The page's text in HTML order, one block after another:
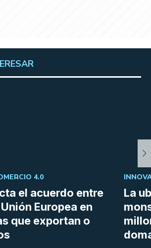
el acuerdo entre
Europea en
que exportan o
4.0
La